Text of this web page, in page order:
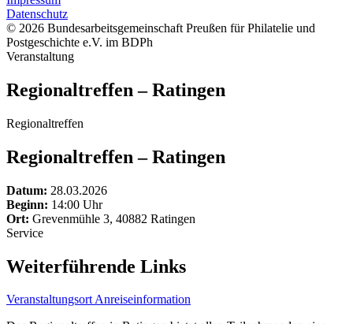
Datenschutz
© 2026 Bundesarbeitsgemeinschaft Preußen für Philatelie und
Postgeschichte e.V. im BDPh
Veranstaltung
Regionaltreffen – Ratingen
Regionaltreffen
Regionaltreffen – Ratingen
Datum: 28.03.2026
Beginn: 14:00 Uhr
Ort: Grevenmühle 3, 40882 Ratingen
Service
Weiterführende Links
VeranstaltungsortAnreiseinformation